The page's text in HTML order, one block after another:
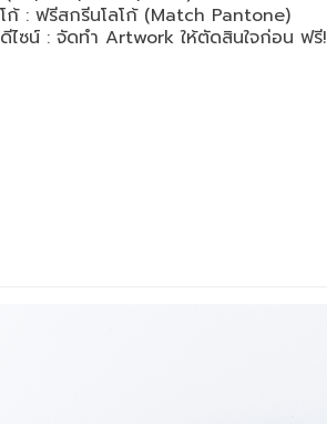
โก้ : ฟรีสกรีนโลโก้ (Match Pantone)
ไซน์ : จัดทำ Artwork ให้ตัดสินใจก่อน ฟรี!